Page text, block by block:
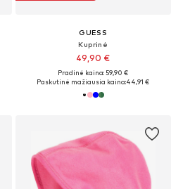
GUESS
Kuprinė
49,90 €
Pradinė kaina: 59,90 €
Paskutinė mažiausia kaina:44,91 €